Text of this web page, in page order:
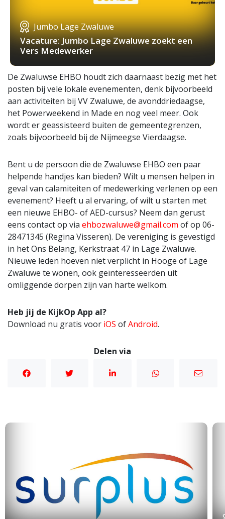
Jumbo Lage Zwaluwe
Vacature: Jumbo Lage Zwaluwe zoekt een
Vers Medewerker
De Zwaluwse EHBO houdt zich daarnaast bezig met het
posten bij vele lokale evenementen, denk bijvoorbeeld
aan activiteiten bij VV Zwaluwe, de avonddriedaagse,
het Powerweekend in Made en nog veel meer. Ook
wordt er geassisteerd buiten de gemeentegrenzen,
zoals bijvoorbeeld bij de Nijmeegse Vierdaagse.
Bent u de persoon die de Zwaluwse EHBO een paar
helpende handjes kan bieden? Wilt u mensen helpen in
geval van calamiteiten of medewerking verlenen op een
evenement? Heeft u al ervaring, of wilt u starten met
een nieuwe EHBO- of AED-cursus? Neem dan gerust
eens contact op via ehbozwaluwe@gmail.com of op 06-
28471345 (Regina Visseren). De vereniging is gevestigd
in het Ons Belang, Kerkstraat 47 in Lage Zwaluwe.
Nieuwe leden hoeven niet verplicht in Hooge of Lage
Zwaluwe te wonen, ook geïnteresseerden uit
omliggende dorpen zijn van harte welkom.
Heb jij de KijkOp App al?
Download nu gratis voor iOS ofAndroid.
Delen via